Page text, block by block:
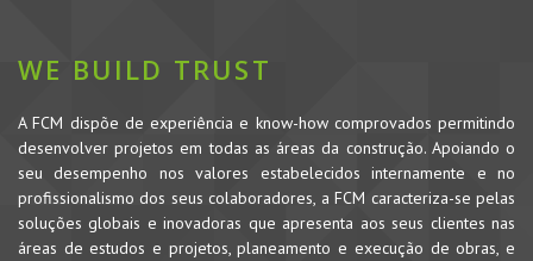
WE BUILD TRUST
A FCM dispõe de experiência e know-how comprovados permitindo
desenvolver projetos em todas as áreas da construção. Apoiando o
seu desempenho nos valores estabelecidos internamente e no
profissionalismo dos seus colaboradores, a FCM caracteriza-se pelas
soluções globais e inovadoras que apresenta aos seus clientes nas
áreas de estudos e projetos, planeamento e execução de obras, e